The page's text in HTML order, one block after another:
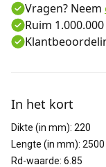
Vragen? Neem
Ruim
In het kort
Dikte (in mm): 220
Lengte (in mm): 2500
Rd-waarde: 6.85